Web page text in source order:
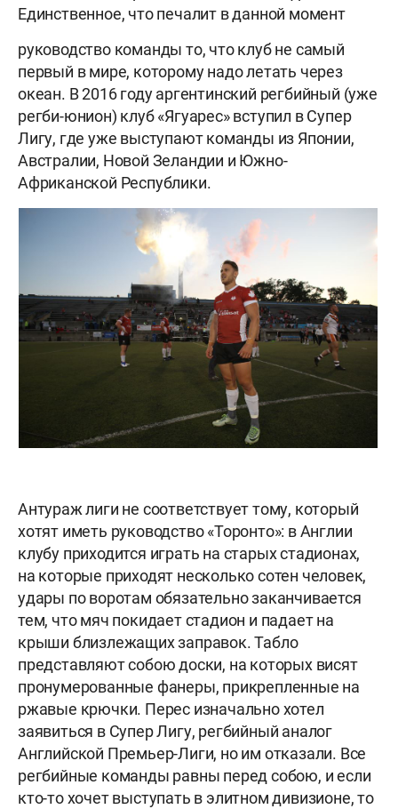
Единственное, что печалит в данной момент
руководство команды то, что клуб не самый
первый в мире, которому надо летать через
океан. В 2016 году аргентинский регбийный (уже
регби-юнион) клуб «Ягуарес» вступил в Супер
Лигу, где уже выступают команды из Японии,
Австралии, Новой Зеландии и Южно-
Африканской Республики.
Антураж лиги не соответствует тому, который
хотят иметь руководство «Торонто»: в Англии
клубу приходится играть на старых стадионах,
на которые приходят несколько сотен человек,
удары по воротам обязательно заканчивается
тем, что мяч покидает стадион и падает на
крыши близлежащих заправок. Табло
представляют собою доски, на которых висят
пронумерованные фанеры, прикрепленные на
ржавые крючки. Перес изначально хотел
заявиться в Супер Лигу, регбийный аналог
Английской Премьер-Лиги, но им отказали. Все
регбийные команды равны перед собою, и если
кто-то хочет выступать в элитном дивизионе, то